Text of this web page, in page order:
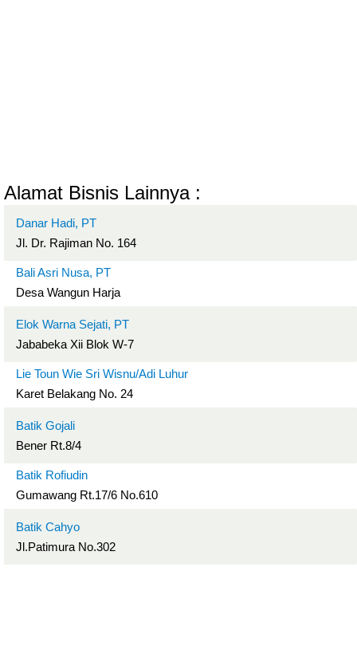
Alamat Bisnis Lainnya :
Danar Hadi, PT
Jl. Dr. Rajiman No. 164
Bali Asri Nusa, PT
Desa Wangun Harja
Elok Warna Sejati, PT
Jababeka Xii Blok W-7
Lie Toun Wie Sri Wisnu/Adi Luhur
Karet Belakang No. 24
Batik Gojali
Bener Rt.8/4
Batik Rofiudin
Gumawang Rt.17/6 No.610
Batik Cahyo
Jl.Patimura No.302